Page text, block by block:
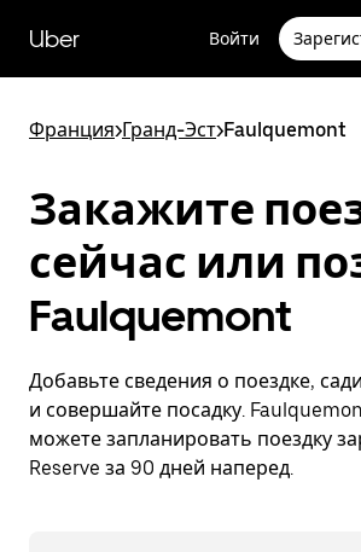
перейти
к
Uber Войти
Франция>Гранд-Эст>Faulquemont
Закажите
сейчас или
Faulquemont
Добавьте сведения о поездке,
и совершайте посадку.
можете запланировать поездку
Reserve за 90 дней наперед.